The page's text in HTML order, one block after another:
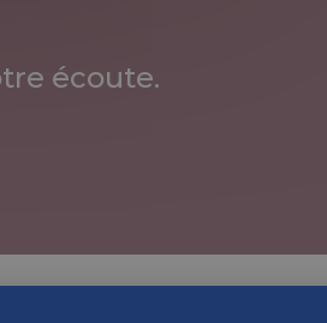
écoute.